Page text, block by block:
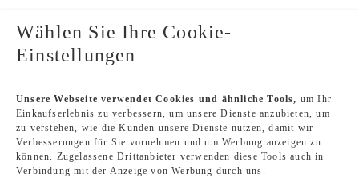
Wählen Sie Ihre Cookie-
Einstellungen
Unsere Webseite verwendet Cookies und ähnliche Tools, um Ihr
Einkaufserlebnis zu verbessern, um unsere Dienste anzubieten, um
zu verstehen, wie die Kunden unsere Dienste nutzen, damit wir
Verbesserungen für Sie vornehmen und um Werbung anzeigen zu
können. Zugelassene Drittanbieter verwenden diese Tools auch in
Verbindung mit der Anzeige von Werbung durch uns.
CHANEL 04V Gürtelkette
1.100,00€
CHANEL Pearl Chain Belt
1.150,00